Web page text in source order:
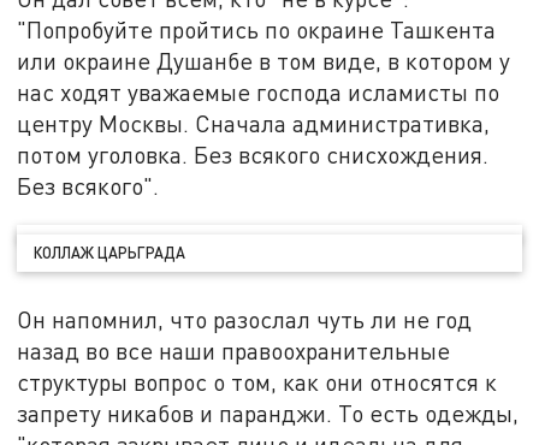
"Попробуйте пройтись по окраине Ташкента
или окраине Душанбе в том виде, в котором у
нас ходят уважаемые господа исламисты по
центру Москвы. Сначала административка,
потом уголовка. Без всякого снисхождения.
Без всякого".
КОЛЛАЖ ЦАРЬГРАДА
Он напомнил, что разослал чуть ли не год
назад во все наши правоохранительные
структуры вопрос о том, как они относятся к
запрету никабов и паранджи. То есть одежды,